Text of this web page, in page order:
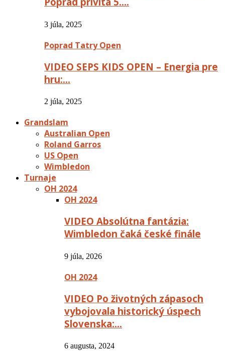
3 júla, 2025
Poprad Tatry Open
VIDEO SEPS KIDS OPEN – Energia pre
hru:…
2 júla, 2025
Grandslam
Australian Open
Roland Garros
US Open
Wimbledon
Turnaje
OH 2024
OH 2024
VIDEO Absolútna fantázia:
Wimbledon čaká české finále
9 júla, 2026
OH 2024
VIDEO Po životných zápasoch
vybojovala historický úspech
Slovenska:…
6 augusta, 2024